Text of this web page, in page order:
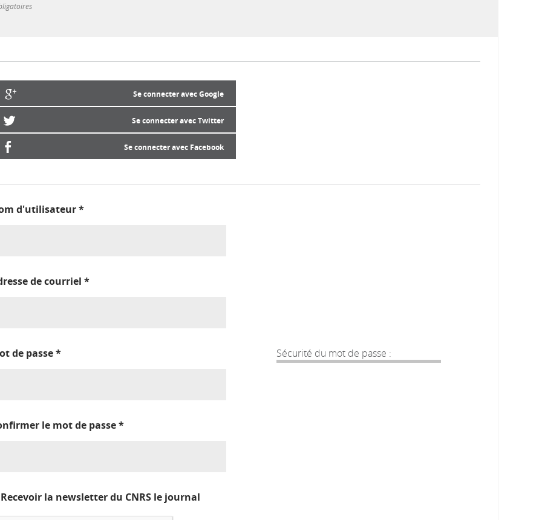
Se connecter avec Google
Se connecter avec Twitter
Se connecter avec Facebook
d'utilisateur*
de courriel *
Sécurité du mot de passe :
de passe*
le mot de passe*
Recevoir la newsletter du CNRS le journal